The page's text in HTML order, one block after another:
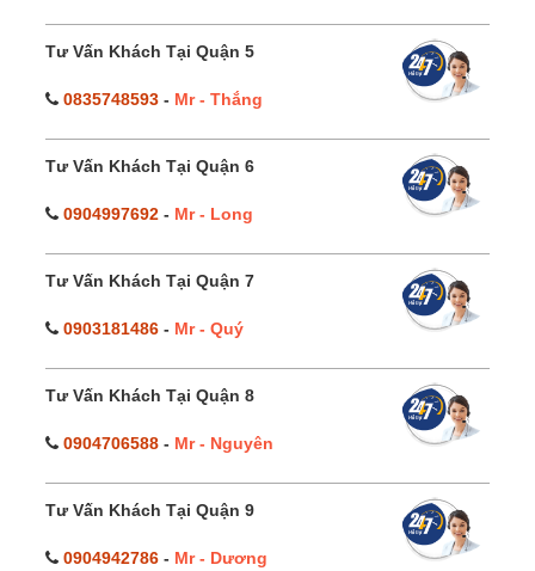
Tư Vấn Khách Tại Quận 5
0835748593 - Mr - Thắng
Tư Vấn Khách Tại Quận 6
0904997692 - Mr - Long
Tư Vấn Khách Tại Quận 7
0903181486 - Mr - Quý
Tư Vấn Khách Tại Quận 8
0904706588 - Mr - Nguyên
Tư Vấn Khách Tại Quận 9
0904942786 - Mr - Dương